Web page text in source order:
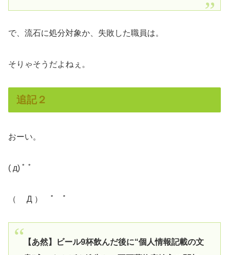
で、流石に処分対象か、失敗した職員は。
そりゃそうだよねぇ。
追記２
おーい。
( д) ﾟ ﾟ
（ Д ） ﾟ ﾟ
【あ然】ビール9杯飲んだ後に“個人情報記載の文